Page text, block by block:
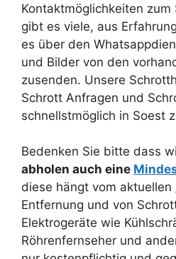
Kontaktmöglichkeiten
gibt es viele, aus
es über den
und Bilder von den
zusenden. Unsere
Schrott Anfragen und
schnellstmöglich in Soest
Bedenken Sie bitte dass
abholen auch eine
diese hängt vom aktuellen
Entfernung und von
Elektrogeräte wie
Röhrenfernseher und